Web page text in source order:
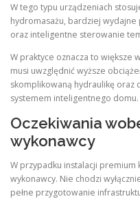
W tego typu urządzeniach
hydromasażu, bardziej
oraz inteligentne sterowanie
W praktyce oznacza to większe
musi uwzględnić wyższe
skomplikowaną hydraulikę
systemem inteligentnego domu.
Oczekiwania
wykonawcy
W przypadku instalacji
wykonawcy. Nie chodzi
pełne przygotowanie